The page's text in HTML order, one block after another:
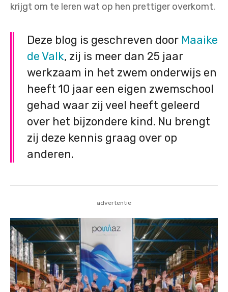
krijgt om te leren wat op hen prettiger overkomt.
Deze blog is geschreven door Maaike
de Valk, zij is meer dan 25 jaar
werkzaam in het zwem onderwijs en
heeft 10 jaar een eigen zwemschool
gehad waar zij veel heeft geleerd
over het bijzondere kind. Nu brengt
zij deze kennis graag over op
anderen.
advertentie